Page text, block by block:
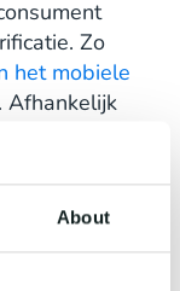
About
Zo
het mobiele
Afhankelijk
wordt
ingezet.